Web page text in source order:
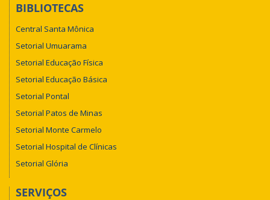
BIBLIOTECAS
Central Santa Mônica
Setorial Umuarama
Setorial Educação Física
Setorial Educação Básica
Setorial Pontal
Setorial Patos de Minas
Setorial Monte Carmelo
Setorial Hospital de Clínicas
Setorial Glória
SERVIÇOS